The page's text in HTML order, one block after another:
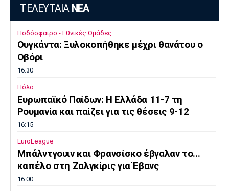
ΤΕΛΕΥΤΑΙΑ ΝΕΑ
Ποδόσφαιρο - Εθνικές Ομάδες
Ουγκάντα: Ξυλοκοπήθηκε μέχρι θανάτου ο
Οβόρι
16:30
Πόλο
Ευρωπαϊκό Παίδων: Η Ελλάδα 11-7 τη
Ρουμανία και παίζει για τις θέσεις 9-12
16:15
EuroLeague
Μπάλντγουιν και Φρανσίσκο έβγαλαν το...
καπέλο στη Ζαλγκίρις για Έβανς
16:00